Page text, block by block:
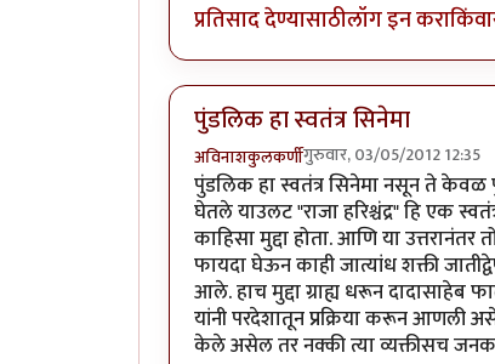
प्रतिसाद देण्यासाठीलॉग इन कराकिंवा
पुंडलिक हा स्वतंत्र सिनेमा
अविनाशकुलकर्णीगुरुवार, 03/05/2012 12:35
पुंडलिक हा स्वतंत्र सिनेमा नसून ते केवळ
घेतले याउलट "राजा हरिश्चंद्र" हि एक
काहिसा मुद्दा होता. आणि या
फायदा घेऊन काही जात्यांध शक्ती
आले. हाच मुद्दा ग्राह्य धरून दादासाहेब
यांनी परदेशातून प्रक्रिया करून आणली
केले असेल तर नक्की त्या व्यक्तीसच